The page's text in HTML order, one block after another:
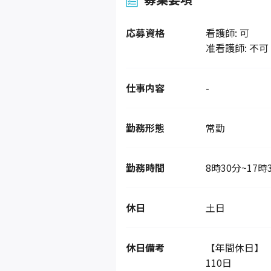
応募資格
看護師: 可
准看護師: 不可
仕事内容 -
勤務形態 常勤
勤務時間 8時30分~17時
休日 土日
休日備考
【年間休日】
110日